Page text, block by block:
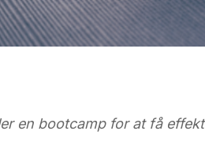
en bootcamp for at få effekt